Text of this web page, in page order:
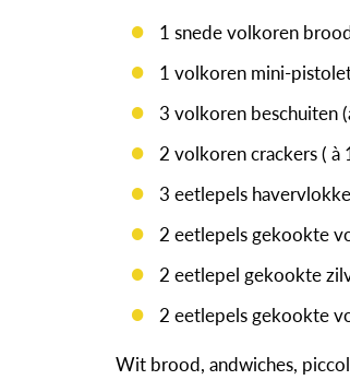
1 snede volkoren
1 volkoren mini-
3 volkoren beschuiten
2 volkoren crackers ( à
3 eetlepels
2 eetlepels gekookte
2 eetlepel gekookte
2 eetlepels gekookte
Wit brood, andwiches,